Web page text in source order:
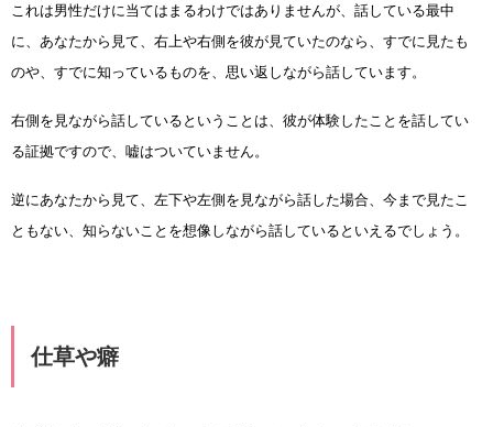
これは男性だけに当てはまるわけではありませんが、話している最中
に、あなたから見て、右上や右側を彼が見ていたのなら、すでに見たも
のや、すでに知っているものを、思い返しながら話しています。
右側を見ながら話しているということは、彼が体験したことを話してい
る証拠ですので、嘘はついていません。
逆にあなたから見て、左下や左側を見ながら話した場合、今まで見たこ
ともない、知らないことを想像しながら話しているといえるでしょう。
仕草や癖